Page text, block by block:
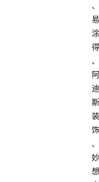
、
易
涂
得
、
阿
迪
斯
装
饰
、
妙
想